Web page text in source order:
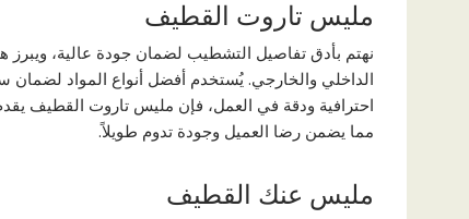
مليس تاروت القطيف
نهتم بأدق تفاصيل التشطيب لضمان جودة عالية، ويبرز
الداخلي والخارجي. يُستخدم أفضل أنواع المواد
احترافية ودقة في العمل، فإن مليس تاروت القطيف يقدم
مما يضمن رضا العميل وجودة تدوم طويلاً.
مليس عنك القطيف